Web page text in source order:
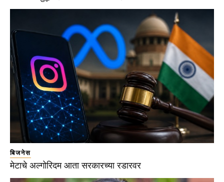
बिजनेस
मेटाचे अल्गोरिदम आता सरकारच्या रडारवर